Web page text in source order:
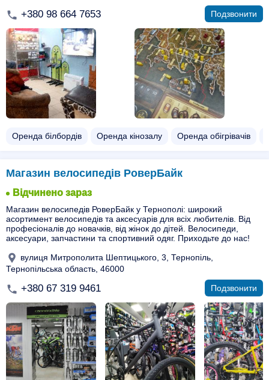
+380 98 664 7653 Подзвонити
Оренда білбордів Оренда кінозалу Оренда обігрівачів
Магазин велосипедів РоверБайк
Відчинено зараз
Магазин велосипедів РоверБайк у Тернополі: широкий
асортимент велосипедів та аксесуарів для всіх любителів. Від
професіоналів до новачків, від жінок до дітей. Велосипеди,
аксесуари, запчастини та спортивний одяг. Приходьте до нас!
вулиця Митрополита Шептицького, 3, Тернопіль,
Тернопільська область, 46000
+380 67 319 9461 Подзвонити